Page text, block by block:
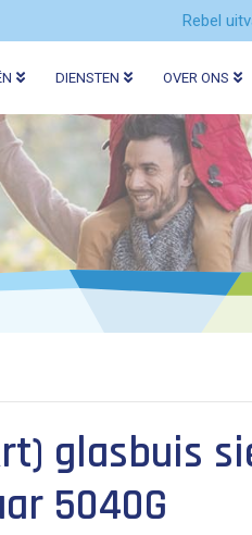
Rebel
DIENSTEN OVER ONS
glasbuis
5040G